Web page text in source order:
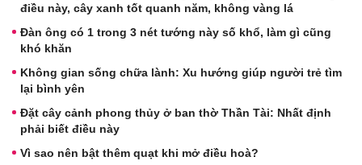
điều này, cây xanh tốt quanh năm, không vàng lá
Đàn ông có 1 trong 3 nét tướng này số khổ, làm gì cũng
khó khăn
Không gian sống chữa lành: Xu hướng giúp người trẻ tìm
lại bình yên
Đặt cây cảnh phong thủy ở ban thờ Thần Tài: Nhất định
phải biết điều này
Vì sao nên bật thêm quạt khi mở điều hoà?